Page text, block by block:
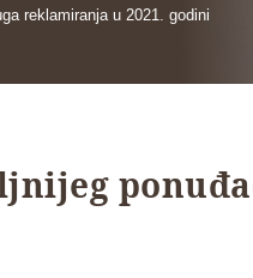
reklamiranja u 2021. godini